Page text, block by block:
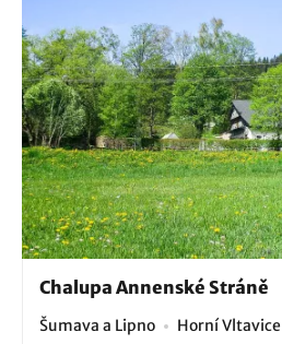
Chalupa Annenské Stráně
Šumava a Lipno Horní Vltavice